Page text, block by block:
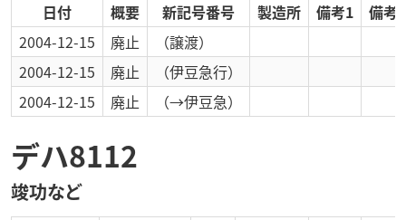
日付 概要 新記号番号 製造所 備考1
備考2
2004-12-15
廃止
（譲渡）
2004-12-15
廃止
（伊豆急行）
2004-12-15
廃止 （→伊豆急）
デハ8112
竣功など